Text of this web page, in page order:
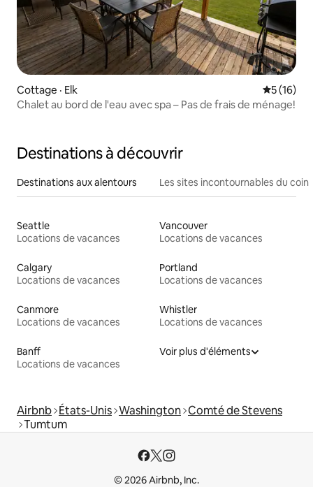
Cottage · Elk Note
5 (16)
Chalet au bord de l'eau avec spa – Pas de frais de ménage!
Destinations à découvrir
Destinations aux alentours Les sites incontournables du coin
Seattle
Locations de vacances
Vancouver
Locations de vacances
Calgary
Locations de vacances
Portland
Locations de vacances
Canmore
Locations de vacances
Whistler
Locations de vacances
Banff
Locations de vacances
Voir plus d'éléments
Airbnb États-Unis Washington Comté de Stevens
Tumtum
© 2026 Airbnb, Inc.